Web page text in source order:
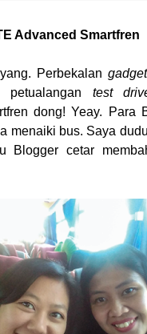
Advanced Smartfren
Perbekalan gadget
petualangan test
dong! Yeay. Para
menaiki bus. Saya
Blogger cetar